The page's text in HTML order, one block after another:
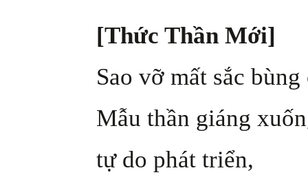
[Thức Thần Mới]
Sao vỡ mất sắc
Mẫu thần giáng
tự do phát triển,